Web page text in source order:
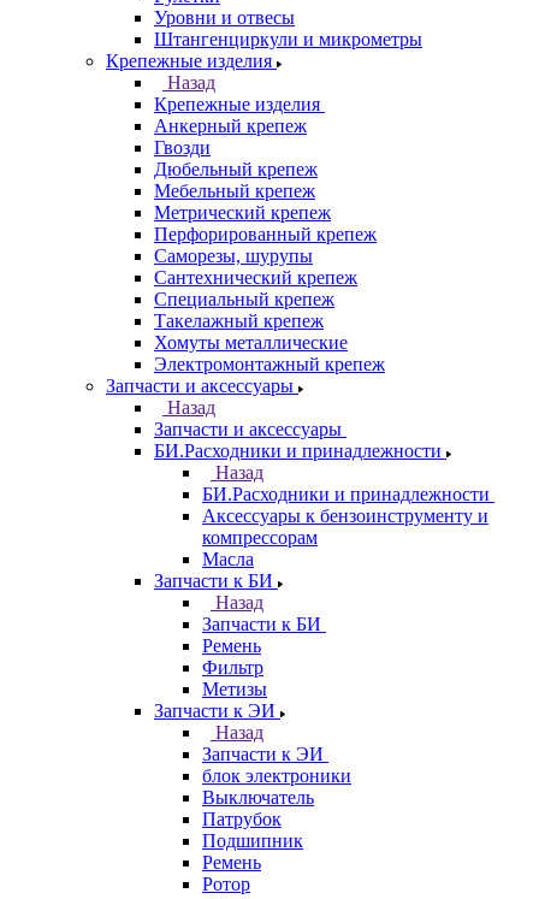
Уровни и отвесы
Штангенциркули и микрометры
Крепежные изделия
Назад
Крепежные изделия
Анкерный крепеж
Гвозди
Дюбельный крепеж
Мебельный крепеж
Метрический крепеж
Перфорированный крепеж
Саморезы, шурупы
Сантехнический крепеж
Специальный крепеж
Такелажный крепеж
Хомуты металлические
Электромонтажный крепеж
Запчасти и аксессуары
Назад
Запчасти и аксессуары
БИ.Расходники и принадлежности
Назад
БИ.Расходники и принадлежности
Аксессуары к бензоинструменту и
компрессорам
Масла
Запчасти к БИ
Назад
Запчасти к БИ
Ремень
Фильтр
Метизы
Запчасти к ЭИ
Назад
Запчасти к ЭИ
блок электроники
Выключатель
Патрубок
Подшипник
Ремень
Ротор